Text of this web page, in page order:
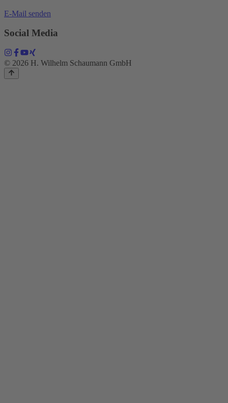
E-Mail senden
Social Media
© 2026 H. Wilhelm Schaumann GmbH